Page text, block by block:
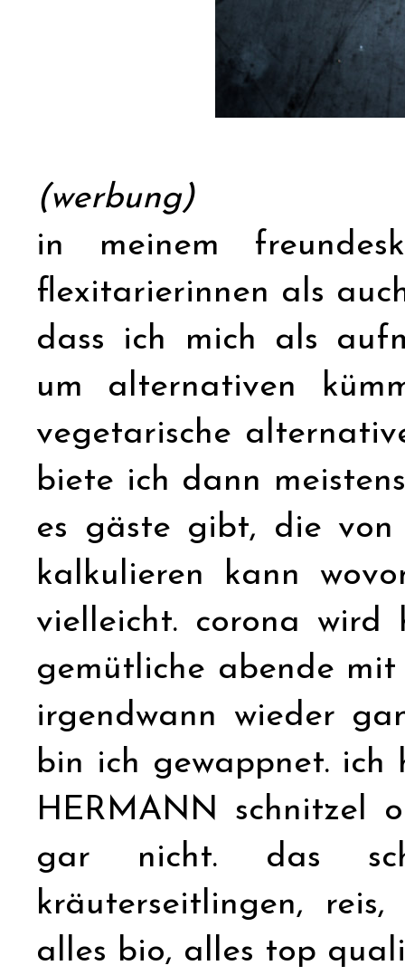
(werbung)
in meinem
flexitarierinnen als
dass ich mich als
um alternativen
vegetarische
biete ich dann
es gäste gibt, die von
kalkulieren kann
vielleicht. corona wird
gemütliche abende
irgendwann wieder
bin ich gewappnet. ich
HERMANN schnitzel
gar nicht. das
kräuterseitlingen,
alles bio, alles top